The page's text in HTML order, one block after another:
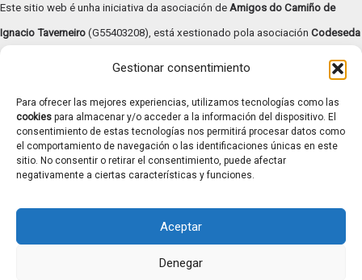
Gestionar consentimiento
Para ofrecer las mejores experiencias, utilizamos tecnologías como las
cookies para almacenar y/o acceder a la información del dispositivo. El
consentimiento de estas tecnologías nos permitirá procesar datos como
el comportamiento de navegación o las identificaciones únicas en este
sitio. No consentir o retirar el consentimiento, puede afectar
negativamente a ciertas características y funciones.
Aceptar
Denegar
Este sitio web é unha iniciativa da asociación de Amigos do Camiño de
Ignacio Taverneiro (G55403208), está xestionado pola asociación Codeseda
Copyright © | 2026 |Aviso legal|Términos y condiciones|
Transparencia|Política de cookies
Contacto: caminotaverneiro@gmail.com